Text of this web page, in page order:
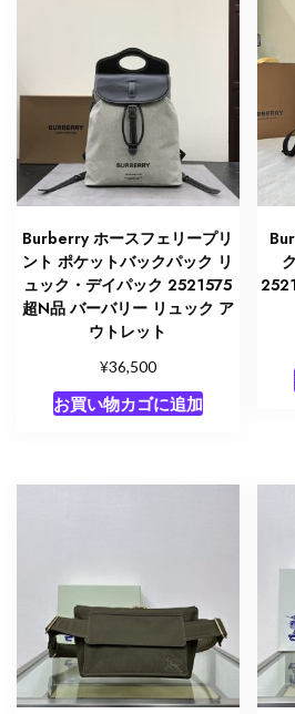
ジ
ス
Burberry ホースフェリープリ
ント ポケットバックパック リ
ュック・デイパック 2521575
超N品 バーバリー リュック ア
ウトレット
¥36,500
お買い物カゴに追加